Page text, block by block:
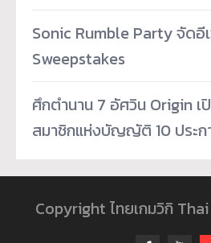
Sonic Rumble Party จัดอี
Sweepstakes
ศึกตำนาน 7 อัศวิน Origin เ
สมาชิกแห่งบัญญัติ 10 ประก
Copyright ไทยเกมวิกิ